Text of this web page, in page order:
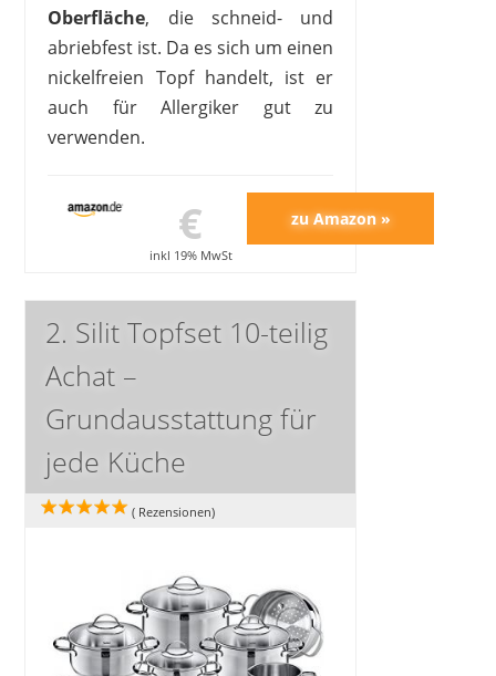
Oberfläche, die schneid- und
abriebfest ist. Da es sich um einen
nickelfreien Topf handelt, ist er
auch für Allergiker gut zu
verwenden.
€
inkl 19% MwSt
2. Silit Topfset 10-teilig
Achat –
Grundausstattung für
jede Küche
( Rezensionen)